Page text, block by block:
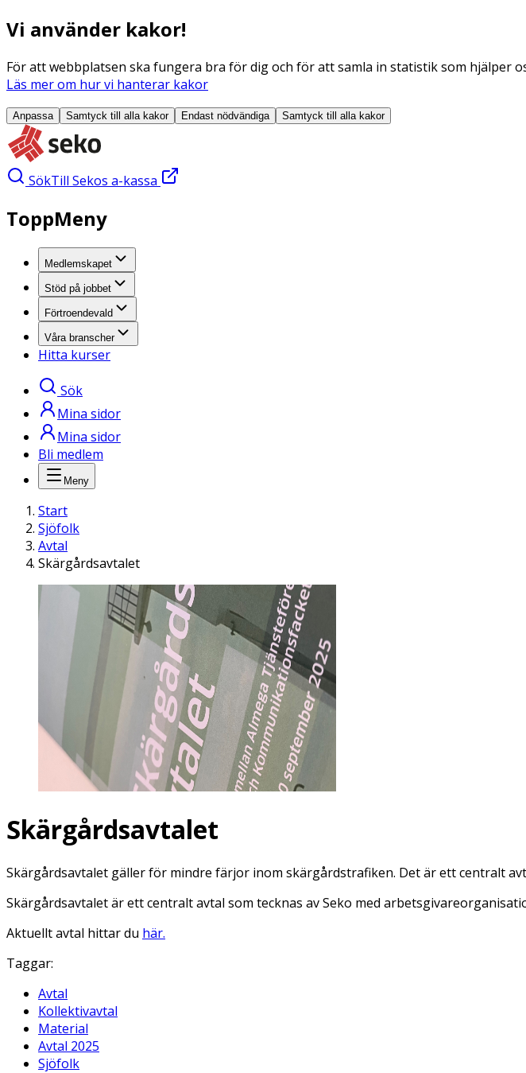
Vi använder kakor!
För att webbplatsen ska fungera bra för dig och för att samla in statistik som hjälper
Läs mer om hur vi hanterar kakor
Anpassa Samtyck till alla kakor Endast nödvändiga Samtyck till alla kakor
SökTill Sekos a-kassa
ToppMeny
Medlemskapet
Stöd på jobbet
Förtroendevald
Våra branscher
Hitta kurser
Sök
Mina sidor
Mina sidor
Bli medlem
Meny
Start
Sjöfolk
Avtal
Skärgårdsavtalet
Skärgårdsavtalet
Skärgårdsavtalet gäller för mindre färjor inom skärgårdstrafiken. Det är ett centralt
Skärgårdsavtalet är ett centralt avtal som tecknas av Seko med
Aktuellt avtal hittar du här.
Taggar:
Avtal
Kollektivavtal
Material
Avtal 2025
Sjöfolk